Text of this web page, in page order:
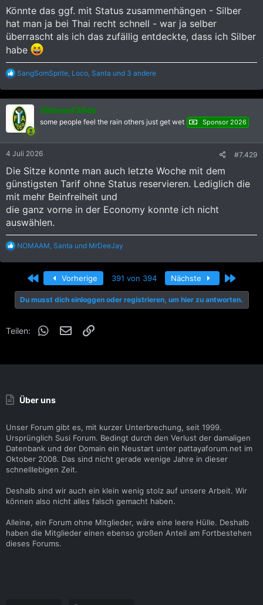
Könnte das ggf. mit Status zusammenhängen - Silber
hat man ja bei Thai recht schnell - war ja selber
überrascht als ich das zufällig entdeckte, dass ich Silber
habe
R
a
k
t
i
o
n
SangSomSprite, Loco, Santa und 3 andere
Oldman139de
some people feel the rain others just get wet Sponsor 2026
4 Juli 2026 #7.429
Die Sitze konnte man auch letzte Woche mit dem
günstigsten Tarif ohne Status reservieren. Lediglich die
mit mehr Beinfreiheit und
die ganz vorne in der Economy konnte ich nicht
auswählen.
R
a
i
o
n
n
NOMAAM, Santa und MrDeeJay
Erste Vorherige 391 von 394 Nächste Letzte
Du musst dich einloggen oder registrieren, um hier zu antworten.
Teilen: WhatsApp
E-Mail
Über uns
Unser Forum gibt es, mit kurzer Unterbrechung, seit 1999.
Ursprünglich Susi Forum. Bedingt durch den Verlust der damaligen
Datenbank und der Domain ein Neustart unter pattayaforum.net im
Oktober 2008. Das sind nicht gerade wenige Jahre in dieser
schnelllebigen Zeit.
Deshalb sind wir auch ein klein wenig stolz auf unsere Arbeit. Wir
können also nicht alles falsch gemacht haben.
Alleine, ein Forum ohne Mitglieder, wäre eine leere Hülle. Deshalb
haben die Mitglieder einen ebenso großen Anteil am Fortbestehen
dieses Forums.